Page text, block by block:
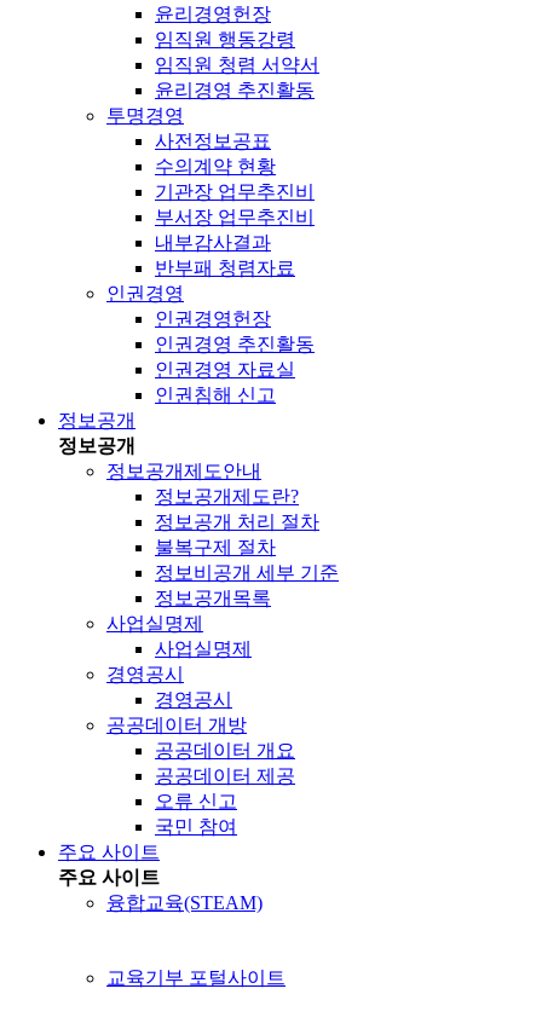
윤리경영헌장
임직원 행동강령
임직원 청렴 서약서
윤리경영 추진활동
투명경영
사전정보공표
수의계약 현황
기관장 업무추진비
부서장 업무추진비
내부감사결과
반부패 청렴자료
인권경영
인권경영헌장
인권경영 추진활동
인권경영 자료실
인권침해 신고
정보공개
정보공개
정보공개제도안내
정보공개제도란?
정보공개 처리 절차
불복구제 절차
정보비공개 세부 기준
정보공개목록
사업실명제
사업실명제
경영공시
경영공시
공공데이터 개방
공공데이터 개요
공공데이터 제공
오류 신고
국민 참여
주요 사이트
주요 사이트
융합교육(STEAM)
교육기부 포털사이트